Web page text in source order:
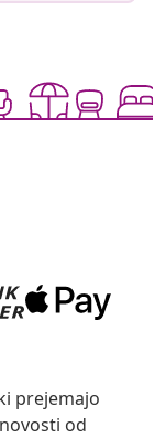
prejemajo
od